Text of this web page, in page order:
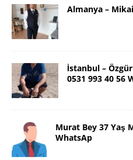
Almanya –
İstanbul –
0531 993 40 56
Murat Bey 37 Yaş
WhatsAp